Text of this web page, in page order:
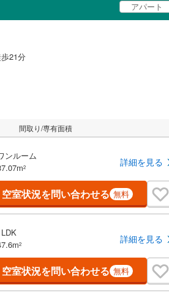
アパート
21分
間取り/専有面積
ンルーム
2 詳細を見る
空室状況を問い合わせる 無料
2 詳細を見る
空室状況を問い合わせる 無料